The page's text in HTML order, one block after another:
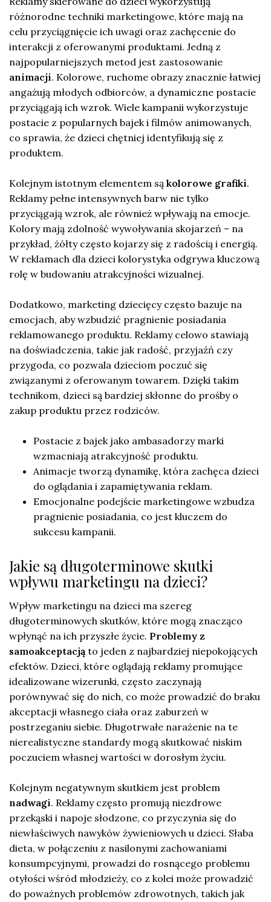
różnorodne techniki marketingowe, które mają na
celu przyciągnięcie ich uwagi oraz zachęcenie do
interakcji z oferowanymi produktami. Jedną z
najpopularniejszych metod jest zastosowanie
animacji. Kolorowe, ruchome obrazy znacznie łatwiej
angażują młodych odbiorców, a dynamiczne postacie
przyciągają ich wzrok. Wiele kampanii wykorzystuje
postacie z popularnych bajek i filmów animowanych,
co sprawia, że dzieci chętniej identyfikują się z
produktem.
Kolejnym istotnym elementem są kolorowe grafiki.
Reklamy pełne intensywnych barw nie tylko
przyciągają wzrok, ale również wpływają na emocje.
Kolory mają zdolność wywoływania skojarzeń – na
przykład, żółty często kojarzy się z radością i energią.
W reklamach dla dzieci kolorystyka odgrywa kluczową
rolę w budowaniu atrakcyjności wizualnej.
Dodatkowo, marketing dziecięcy często bazuje na
emocjach, aby wzbudzić pragnienie posiadania
reklamowanego produktu. Reklamy celowo stawiają
na doświadczenia, takie jak radość, przyjaźń czy
przygoda, co pozwala dzieciom poczuć się
związanymi z oferowanym towarem. Dzięki takim
technikom, dzieci są bardziej skłonne do prośby o
zakup produktu przez rodziców.
Postacie z bajek jako ambasadorzy marki
wzmacniają atrakcyjność produktu.
Animacje tworzą dynamikę, która zachęca dzieci
do oglądania i zapamiętywania reklam.
Emocjonalne podejście marketingowe wzbudza
pragnienie posiadania, co jest kluczem do
sukcesu kampanii.
Jakie są długoterminowe skutki
wpływu marketingu na dzieci?
Wpływ marketingu na dzieci ma szereg
długoterminowych skutków, które mogą znacząco
wpłynąć na ich przyszłe życie. Problemy z
samoakceptacją to jeden z najbardziej niepokojących
efektów. Dzieci, które oglądają reklamy promujące
idealizowane wizerunki, często zaczynają
porównywać się do nich, co może prowadzić do braku
akceptacji własnego ciała oraz zaburzeń w
postrzeganiu siebie. Długotrwałe narażenie na te
nierealistyczne standardy mogą skutkować niskim
poczuciem własnej wartości w dorosłym życiu.
Kolejnym negatywnym skutkiem jest problem
nadwagi. Reklamy często promują niezdrowe
przekąski i napoje słodzone, co przyczynia się do
niewłaściwych nawyków żywieniowych u dzieci. Słaba
dieta, w połączeniu z nasilonymi zachowaniami
konsumpcyjnymi, prowadzi do rosnącego problemu
otyłości wśród młodzieży, co z kolei może prowadzić
do poważnych problemów zdrowotnych, takich jak